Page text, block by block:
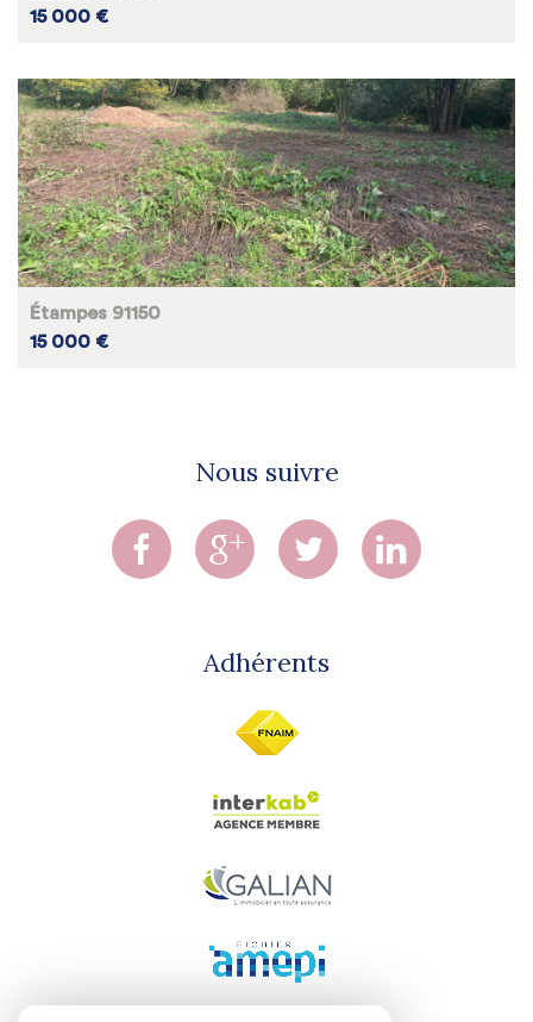
15 000 €
Étampes 91150
15 000 €
Nous suivre
Adhérents